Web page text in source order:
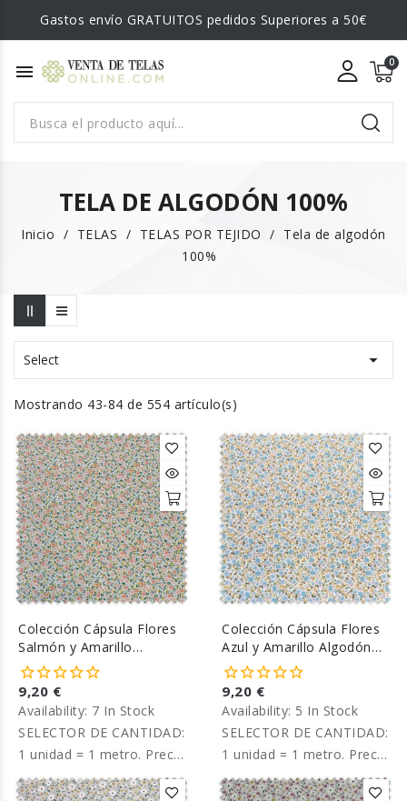
Gastos envío GRATUITOS pedidos Superiores a 50€
menu
TELA DE ALGODÓN 100%
Inicio TELAS TELAS POR TEJIDO
Tela de algodón
100%
Select 
Mostrando 43-84 de 554 artículo(s)
Colección Cápsula Flores
Salmón y Amarillo
Algodón 100%
9,20 €
Availability: 7 In Stock
SELECTOR DE CANTIDAD:
1 unidad = 1 metro. Precio
por metro.
Colección Cápsula Flores
Azul y Amarillo Algodón
100%
9,20 €
Availability: 5 In Stock
SELECTOR DE CANTIDAD:
1 unidad = 1 metro. Precio
por metro.